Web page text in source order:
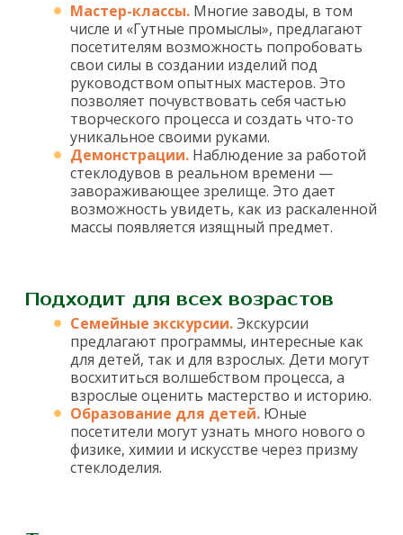
Мастер-классы. Многие заводы, в том
числе и «Гутные промыслы», предлагают
посетителям возможность попробовать
свои силы в создании изделий под
руководством опытных мастеров. Это
позволяет почувствовать себя частью
творческого процесса и создать что-то
уникальное своими руками.
Демонстрации. Наблюдение за работой
стеклодувов в реальном времени —
завораживающее зрелище. Это дает
возможность увидеть, как из раскаленной
массы появляется изящный предмет.
Подходит для всех возрастов
Семейные экскурсии.Экскурсии
предлагают программы, интересные как
для детей, так и для взрослых. Дети могут
восхититься волшебством процесса, а
взрослые оценить мастерство и историю.
Образование для детей. Юные
посетители могут узнать много нового о
физике, химии и искусстве через призму
стеклоделия.